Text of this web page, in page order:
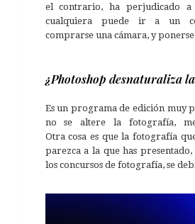
el contrario, ha perjudicado a
cualquiera puede ir a un
comprarse una cámara, y
¿Photoshop desnaturaliza
Es un programa de edición muy
no se altere la fotografía,
Otra cosa es que la fotografía
parezca a la que has
los concursos de fotografía, se